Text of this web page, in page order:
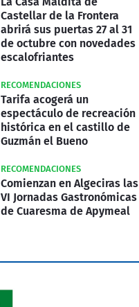
Castellar de la Frontera
abrirá sus puertas 27 al 31
de octubre con novedades
escalofriantes
RECOMENDACIONES
Tarifa acogerá un
espectáculo de recreación
histórica en el castillo de
Guzmán el Bueno
RECOMENDACIONES
Comienzan en Algeciras las
VI Jornadas Gastronómicas
de Cuaresma de Apymeal